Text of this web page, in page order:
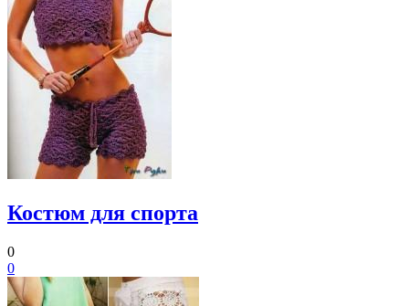
Костюм для спорта
0
0